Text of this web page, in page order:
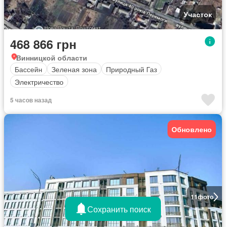
Участок
468 866 грн
Винницкой области
Бассейн
Зеленая зона
Природный Газ
Электричество
5 часов назад
11фото
Обновлено
Сохранить поиск